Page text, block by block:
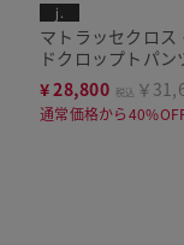
j.
マトラッセクロス
ドクロップトパン
¥28,800 税込 ￥
通常価格から